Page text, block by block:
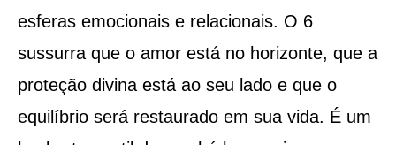
esferas emocionais e relacionais. O 6
sussurra que o amor está no horizonte, que a
proteção divina está ao seu lado e que o
equilíbrio será restaurado em sua vida. É um